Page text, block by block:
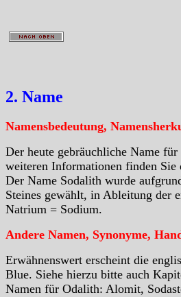
2. Name
Namensbedeutung,
Der heute gebräuchliche Name
weiteren Informationen finden Sie
Der Name Sodalith wurde
Steines gewählt, in Ableitung der
Natrium = Sodium.
Andere Namen, Synonyme,
Erwähnenswert erscheint die
Blue. Siehe hierzu bitte auch
Namen für Odalith: Alomit,